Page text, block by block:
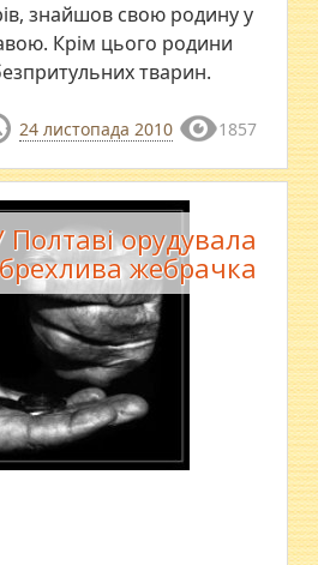
знайшов свою родину у
Крім цього родини
тварин.
24 листопада 2010 1857
Полтаві орудувала
брехлива жебрачка